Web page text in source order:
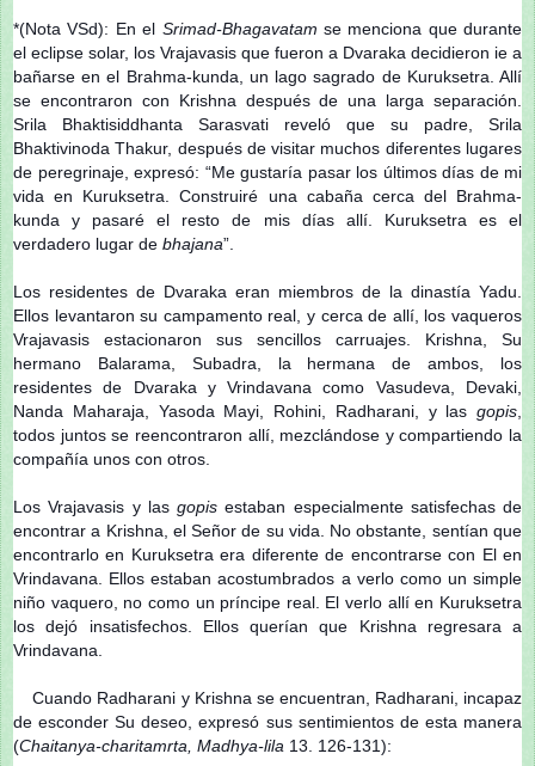
*(Nota VSd): En el Srimad-Bhagavatam se menciona que durante
el eclipse solar, los Vrajavasis que fueron a Dvaraka decidieron ie a
bañarse en el Brahma-kunda, un lago sagrado de Kuruksetra. Allí
se encontraron con Krishna después de una larga separación.
Srila Bhaktisiddhanta Sarasvati reveló que su padre, Srila
Bhaktivinoda Thakur, después de visitar muchos diferentes lugares
de peregrinaje, expresó: “Me gustaría pasar los últimos días de mi
vida en Kuruksetra. Construiré una cabaña cerca del Brahma-
kunda y pasaré el resto de mis días allí. Kuruksetra es el
verdadero lugar de bhajana”.
Los residentes de Dvaraka eran miembros de la dinastía Yadu.
Ellos levantaron su campamento real, y cerca de allí, los vaqueros
Vrajavasis estacionaron sus sencillos carruajes. Krishna, Su
hermano Balarama, Subadra, la hermana de ambos, los
residentes de Dvaraka y Vrindavana como Vasudeva, Devaki,
Nanda Maharaja, Yasoda Mayi, Rohini, Radharani, y las gopis
todos juntos se reencontraron allí, mezclándose y compartiendo la
compañía unos con otros.
Los Vrajavasis y las gopis estaban especialmente satisfechas de
encontrar a Krishna, el Señor de su vida. No obstante, sentían que
encontrarlo en Kuruksetra era diferente de encontrarse con El en
Vrindavana. Ellos estaban acostumbrados a verlo como un simple
niño vaquero, no como un príncipe real. El verlo allí en Kuruksetra
los dejó insatisfechos. Ellos querían que Krishna regresara a
Vrindavana.
Cuando Radharani y Krishna se encuentran, Radharani, incapaz
de esconder Su deseo, expresó sus sentimientos de esta manera
(Chaitanya-charitamrta, Madhya-lila 13. 126-131):